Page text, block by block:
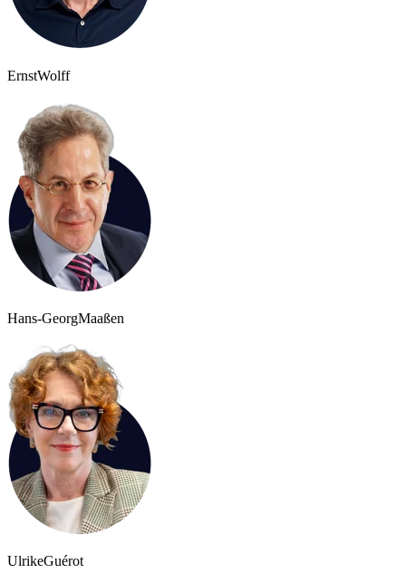
ErnstWolff
Hans-GeorgMaaßen
UlrikeGuérot